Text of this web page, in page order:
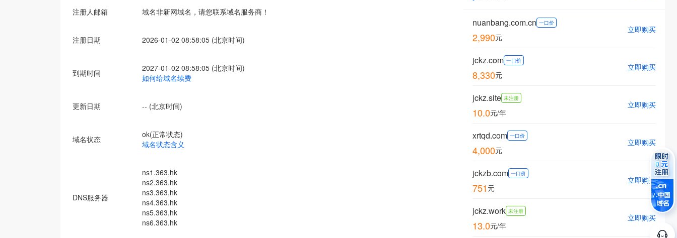
注册人邮箱 域名非新网域名，请您联系域名服务商！
注册日期 2026-01-02 08:58:05 (北京时间)
到期时间
2027-01-02 08:58:05 (北京时间)
如何给域名续费
更新日期 -- (北京时间)
域名状态
ok(正常状态)
域名状态含义
DNS服务器
ns1.363.hk
ns2.363.hk
ns3.363.hk
ns4.363.hk
ns5.363.hk
ns6.363.hk
nuanbang.com.cn 一口价
2,990元
立即购买
jckz.com 一口价
8,330元
立即购买
jckz.site 未注册
10.0元/年
立即购买
xrtqd.com 一口价
4,000元
立即购买
jckzb.com 一口价
751 元
立即购买
jckz.work 未注册
13.0元/年
立即购买